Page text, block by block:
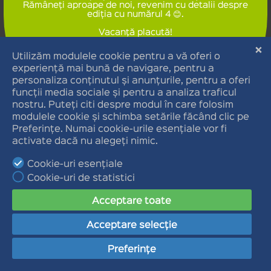
Rămâneți aproape de noi, revenim cu detalii despre
ediția cu numărul 4 😊.
Vacanţă placută!
Cu drag,
Echipa Tedi și prietenii naturii
Copyright 2026MASPEX ROMÂNIA
URMĂRIȚI-NE ȘI PE:
Facebook
YouTube
Politica de
confidențialitate|
Politica de cookies